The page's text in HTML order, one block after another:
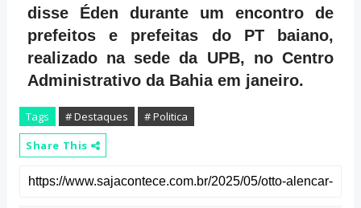
disse Éden durante um encontro de
prefeitos e prefeitas do PT baiano,
realizado na sede da UPB, no Centro
Administrativo da Bahia em janeiro.
Tags # Destaques
# Politica
Share This